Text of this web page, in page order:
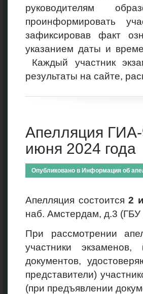
руководителям
проинформировать
зафиксировав факт
указанием даты и
Каждый участник
результаты на сайте,
Апелляция ГИА-
июня 2024 года
Опубликовано в Информация об
Апелляция состоится2
наб. Амстердам, д.3
При рассмотрении
участники
документов,
представители)
(при предъявлении